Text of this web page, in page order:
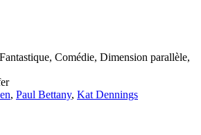
Comédie, Dimension parallèle,
, Paul Bettany, Kat Dennings